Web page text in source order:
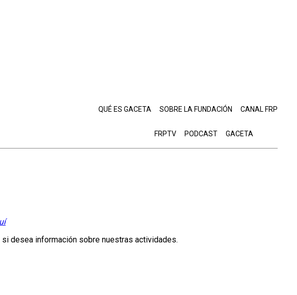
QUÉ ES GACETA SOBRE LA FUNDACIÓN CANAL FRP
FRPTV PODCAST GACETA
desea información sobre nuestras actividades.